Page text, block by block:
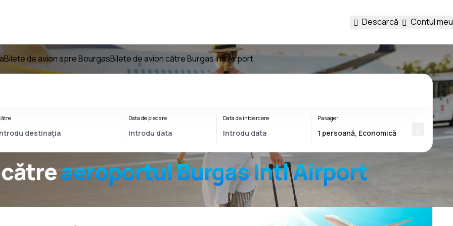
Descarcă Contul meu
Bilete de avion spre BourgasBilete de avion către Burgas Intl Airport
aeroportulBurgas Intl Airport
Data de plecare Data de întoarcere Pasageri